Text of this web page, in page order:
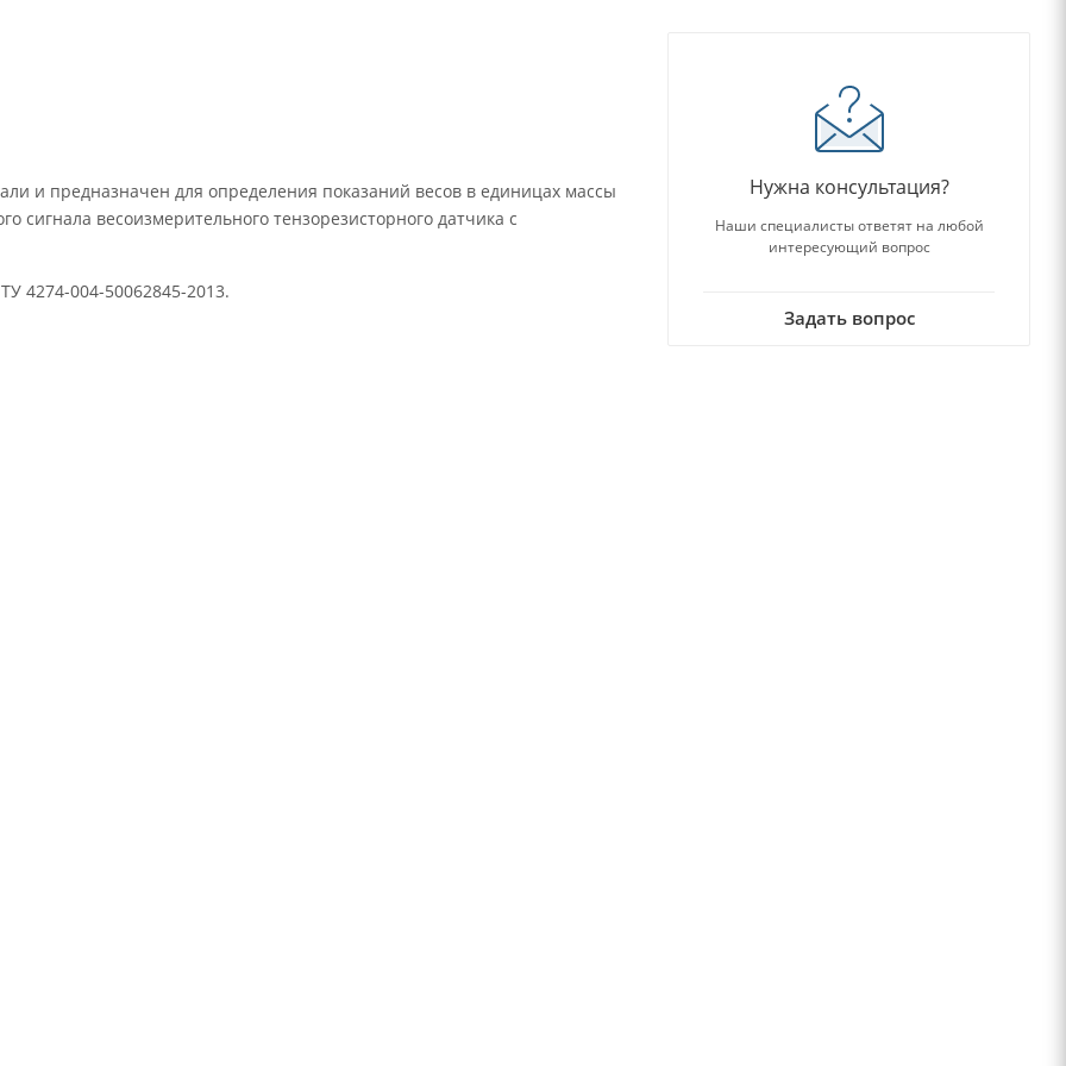
и предназначен для определения показаний весов в единицах массы
весоизмерительного тензорезисторного датчика с
4274-004-50062845-2013.
Нужна консультация?
Наши специалисты ответят на любой
интересующий вопрос
Задать вопрос